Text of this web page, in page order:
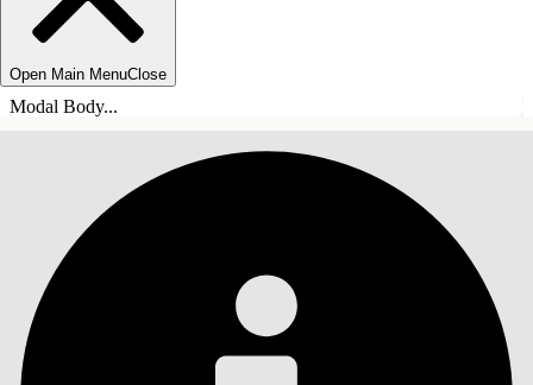
Open Main MenuClose
Modal Body...
СОДЕРЖАНИЕ